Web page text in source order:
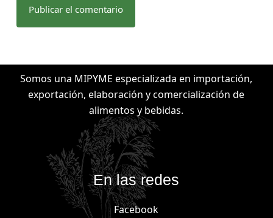
Publicar el comentario
Somos una MIPYME especializada en importación,
exportación, elaboración y comercialización de
alimentos y bebidas.
En las redes
Facebook